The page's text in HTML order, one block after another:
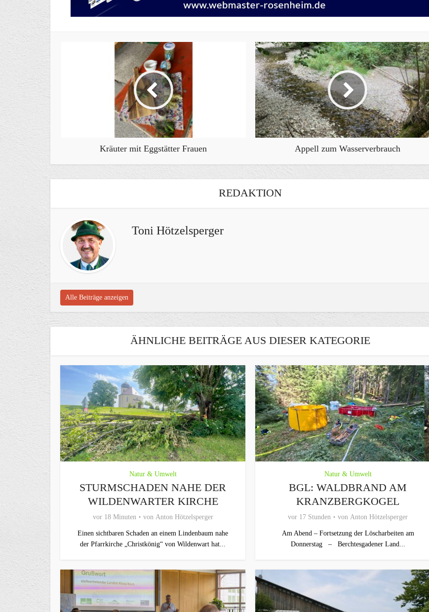
Kräuter mit Eggstätter Frauen Appell zum Wasserverbrauch
REDAKTION
Toni Hötzelsperger
Alle Beiträge anzeigen
ÄHNLICHE BEITRÄGE AUS DIESER KATEGORIE
Natur & Umwelt
STURMSCHADEN NAHE DER
WILDENWARTER KIRCHE
vor 18 Minuten von Anton Hötzelsperger
Einen sichtbaren Schaden an einem Lindenbaum nahe
der Pfarrkirche „Christkönig“ von Wildenwart hat...
Natur & Umwelt
BGL: WALDBRAND AM
KRANZBERGKOGEL
vor 17 Stunden von Anton Hötzelsperger
Am Abend – Fortsetzung der Löscharbeiten am
Donnerstag – Berchtesgadener Land...